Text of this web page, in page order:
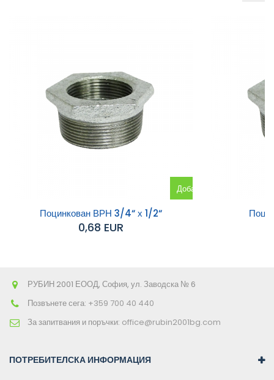
Добавяне
Поцинкован ВРН 3/4“ х 1/2“
0,68 EUR
РУБИН 2001 ЕООД, София, ул. Заводска № 6
Позвънете сега: +359 700 40 440
За запитвания и поръчки: office@rubin2001bg.com
ПОТРЕБИТЕЛСКА ИНФОРМАЦИЯ